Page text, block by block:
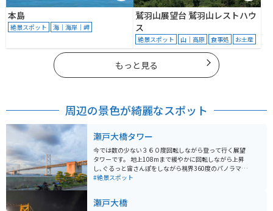
本島
絶景スポット 海｜海岸｜岬
鷲羽山展望台 鷲羽山レストハウ
ス
絶景スポット 山｜高原 食事処 お土産
もっと見る
周辺の景色が綺麗なスポット
瀬戸大橋タワー
今では数の少ない３６０度回転しながら登って行く展望
タワーです。 地上108mまで緩やかに回転しながら上昇
し､ぐるっと宙さんぽをしながら視界360度のパノラマが
楽しめます。 瀬戸内海と瀬戸大橋が一望出来て絶景が楽
#絶景スポット
瀬戸大橋